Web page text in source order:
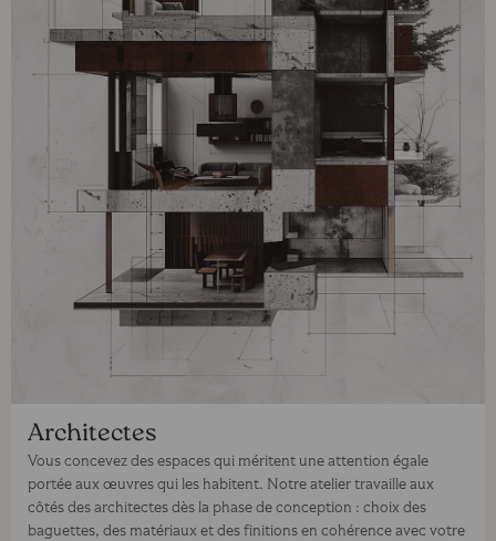
Architectes
Vous concevez des espaces qui méritent une attention égale
portée aux œuvres qui les habitent. Notre atelier travaille aux
côtés des architectes dès la phase de conception : choix des
baguettes, des matériaux et des finitions en cohérence avec votre